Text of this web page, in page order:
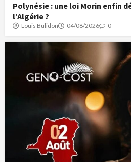
Polynésie : une loi Morin enfin
l’Algérie ?
Louis Bulidon 04/08/2026 0